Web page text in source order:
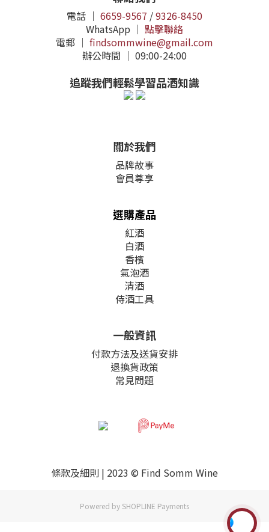
電話 ｜ 6659-9567 /9326-8450
WhatsApp ｜ 點擊聯絡
電郵 ｜ findsommwine@gmail.com
辦公時間 ｜ 09:00-24:00
追蹤我們輕鬆學習品酒知識
關於我們
品牌故事
會員尊享
選購產品
紅酒
白酒
香檳
氣泡酒
清酒
侍酒工具
一般資訊
付款方法及送貨安排
退換貨政策
常見問題
條款及細則 | 2023 © Find Somm Wine
Powered by SHOPLINE Payments